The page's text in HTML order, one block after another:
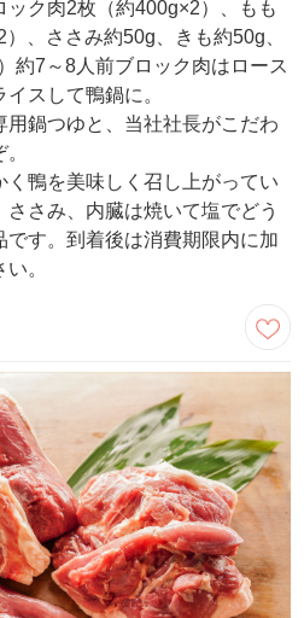
ック肉2枚（約400g×2）、もも
、ささみ約50g、きも約50g、
約7～8人前ブロック肉はロース
スして鴨鍋に。
鍋つゆと、当社社長がこだわ
鴨を美味しく召し上がってい
さみ、内臓は焼いて塩でどう
す。到着後は消費期限内に加
。